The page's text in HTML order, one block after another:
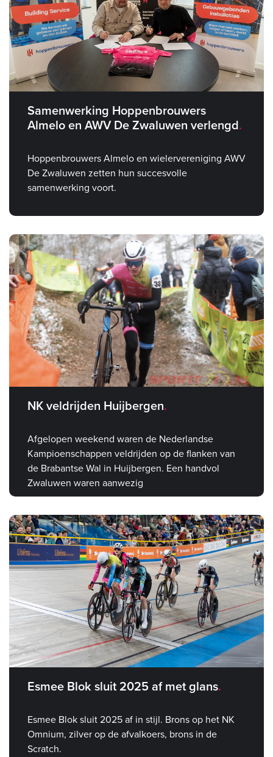
Samenwerking Hoppenbrouwers
Almelo en AWV De Zwaluwen verlengd
Hoppenbrouwers Almelo en wielervereniging AWV
De Zwaluwen zetten hun succesvolle
samenwerking voort.
NK veldrijden Huijbergen
Afgelopen weekend waren de Nederlandse
Kampioenschappen veldrijden op de flanken van
de Brabantse Wal in Huijbergen. Een handvol
Zwaluwen waren aanwezig
Esmee Blok sluit 2025 af met glans
Esmee Blok sluit 2025 af in stijl. Brons op het NK
Omnium, zilver op de afvalkoers, brons in de
Scratch.